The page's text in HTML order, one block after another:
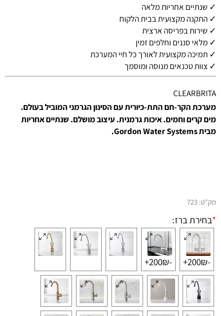
✓ שנתיים אחריות מלאה
✓ התקנה מקצועית בבית הלקוח
✓ שירות בפריסה ארצית
✓ מלאי סננים וחלפים זמין
✓ תמיכה מקצועית לאורך כל חיי המערכת
✓ צוות טכנאים מנוסה ומוסמך
CLEARBRITA
מערכת הקר-חם התת-כיורית עם הסינון הגרמני המוביל בעולם.
מים קרים וחמים. איכות גרמנית. עיצוב מושלם. שנתיים אחריות
מבית Gordon Water Systems.
מק"ט: 723
*בחירת ברז:
-200₪+
-200₪+